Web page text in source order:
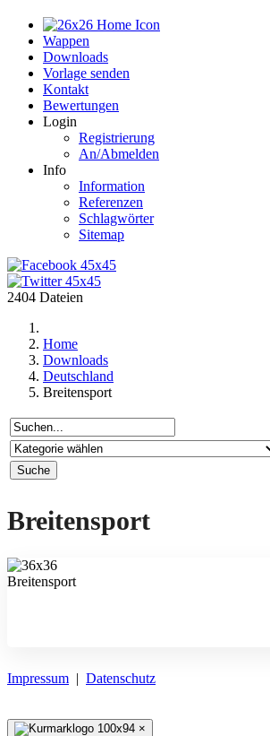
Wappen
Downloads
Vorlage senden
Kontakt
Bewertungen
Login
Registrierung
An/Abmelden
Info
Information
Referenzen
Schlagwörter
Sitemap
2404 Dateien
Home
Downloads
Deutschland
Breitensport
Breitensport
Impressum | Datenschutz
×